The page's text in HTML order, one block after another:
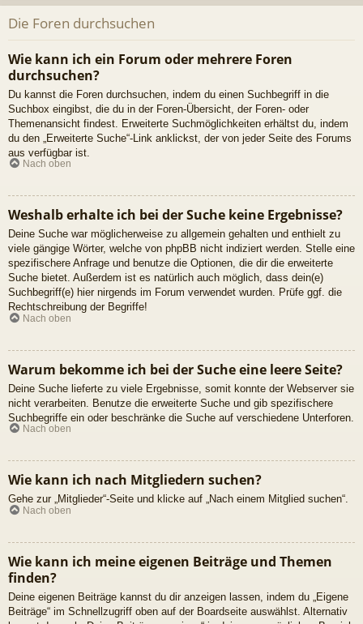
Die Foren durchsuchen
Wie kann ich ein Forum oder mehrere Foren
durchsuchen?
Du kannst die Foren durchsuchen, indem du einen Suchbegriff in die
Suchbox eingibst, die du in der Foren-Übersicht, der Foren- oder
Themenansicht findest. Erweiterte Suchmöglichkeiten erhältst du, indem
du den „Erweiterte Suche“-Link anklickst, der von jeder Seite des Forums
aus verfügbar ist.
Nach oben
Weshalb erhalte ich bei der Suche keine Ergebnisse?
Deine Suche war möglicherweise zu allgemein gehalten und enthielt zu
viele gängige Wörter, welche von phpBB nicht indiziert werden. Stelle eine
spezifischere Anfrage und benutze die Optionen, die dir die erweiterte
Suche bietet. Außerdem ist es natürlich auch möglich, dass dein(e)
Suchbegriff(e) hier nirgends im Forum verwendet wurden. Prüfe ggf. die
Rechtschreibung der Begriffe!
Nach oben
Warum bekomme ich bei der Suche eine leere Seite?
Deine Suche lieferte zu viele Ergebnisse, somit konnte der Webserver sie
nicht verarbeiten. Benutze die erweiterte Suche und gib spezifischere
Suchbegriffe ein oder beschränke die Suche auf verschiedene Unterforen.
Nach oben
Wie kann ich nach Mitgliedern suchen?
Gehe zur „Mitglieder“-Seite und klicke auf „Nach einem Mitglied suchen“.
Nach oben
Wie kann ich meine eigenen Beiträge und Themen
finden?
Deine eigenen Beiträge kannst du dir anzeigen lassen, indem du „Eigene
Beiträge“ im Schnellzugriff oben auf der Boardseite auswählst. Alternativ